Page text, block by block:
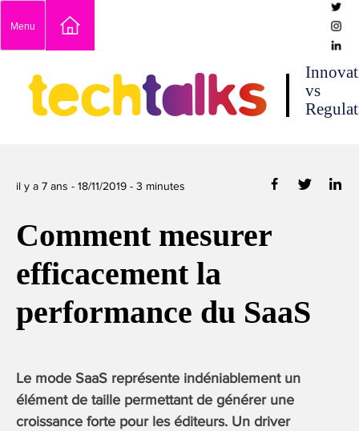
content
Menu
techtalks
vs
il y a 7 ans - 18/11/2019 - 3 minutes
Comment mesurer
efficacement la
performance du SaaS
Le mode SaaS représente indéniablement un
élément de taille permettant de générer une
croissance forte pour les éditeurs. Un driver